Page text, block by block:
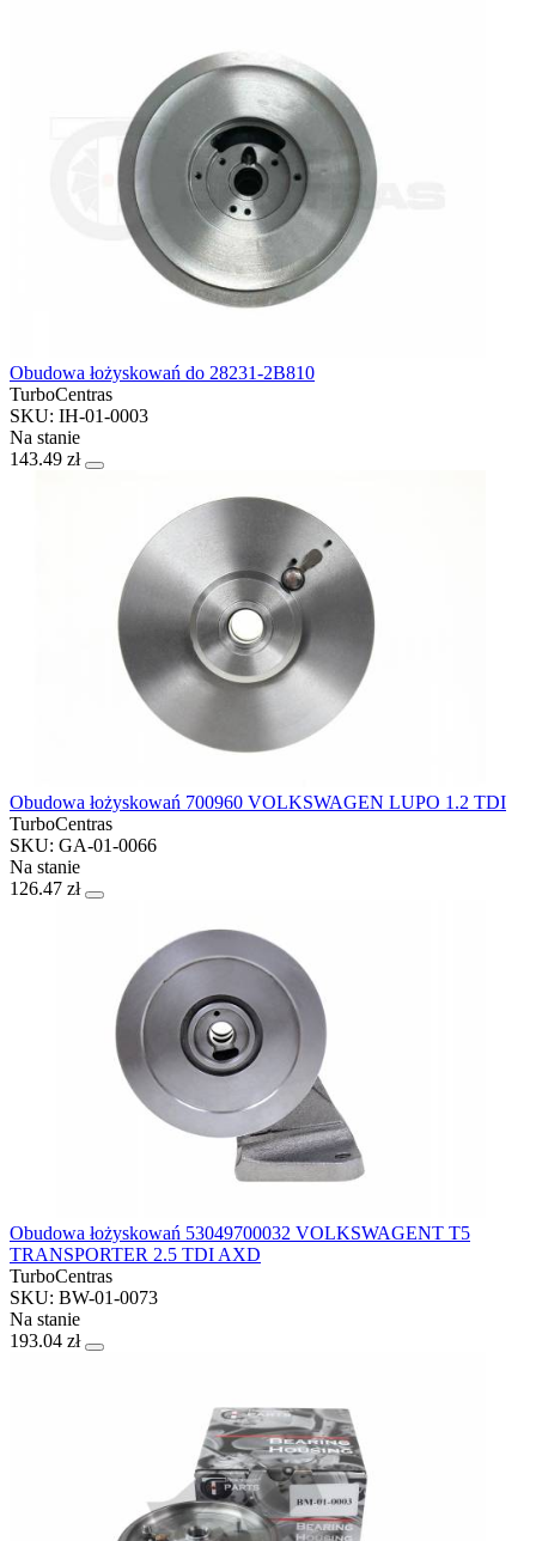
Obudowa łożyskowań do 28231-2B810
TurboCentras
SKU: IH-01-0003
Na stanie
143.49 zł
Obudowa łożyskowań 700960 VOLKSWAGEN LUPO 1.2 TDI
TurboCentras
SKU: GA-01-0066
Na stanie
126.47 zł
Obudowa łożyskowań 53049700032 VOLKSWAGENT T5
TRANSPORTER 2.5 TDI AXD
TurboCentras
SKU: BW-01-0073
Na stanie
193.04 zł